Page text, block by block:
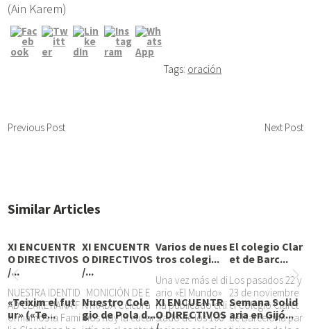
(Ain Karem)
Tags: oración
Previous Post Next Post
Similar Articles
XI ENCUENTR
O DIRECTIVOS
/...
NUESTRA IDENTID
AD CLARETIANA F
ormamos la Fami
XI ENCUENTR
O DIRECTIVOS
/...
MONICIÓN DE E
NTRADA Celebra
mos hoy la eucar
Varios de nues
tros colegi...
Una vez más el di
ario «El Mundo»
ha publicado el li
stado de los 100
El colegio Clar
et de Barc...
Los pasados 22 y
23 de noviembre
el Colegio Claret
de Barcelona par
«Teixim el fut
ur» («Te...
Nuestro Cole
gio de Pola d...
XI ENCUENTR
O DIRECTIVOS
Semana Solid
aria en Gijó...